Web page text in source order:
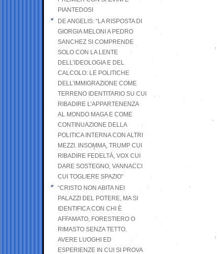
PIANTEDOSI
DE ANGELIS: “LA RISPOSTA DI
GIORGIA MELONI A PEDRO
SANCHEZ SI COMPRENDE
SOLO CON LA LENTE
DELL’IDEOLOGIA E DEL
CALCOLO: LE POLITICHE
DELL’IMMIGRAZIONE COME
TERRENO IDENTITARIO SU CUI
RIBADIRE L’APPARTENENZA
AL MONDO MAGA E COME
CONTINUAZIONE DELLA
POLITICA INTERNA CON ALTRI
MEZZI. INSOMMA, TRUMP CUI
RIBADIRE FEDELTÀ, VOX CUI
DARE SOSTEGNO, VANNACCI
CUI TOGLIERE SPAZIO”
“CRISTO NON ABITA NEI
PALAZZI DEL POTERE, MA SI
IDENTIFICA CON CHI È
AFFAMATO, FORESTIERO O
RIMASTO SENZA TETTO.
AVERE LUOGHI ED
ESPERIENZE IN CUI SI PROVA